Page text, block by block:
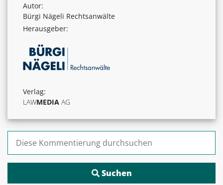
Autor:
Bürgi Nägeli Rechtsanwälte
Herausgeber:
Verlag:
LAWMEDIA AG
Suchen nach: